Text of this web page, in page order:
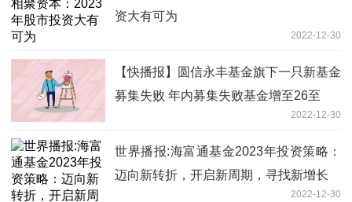
资大有可为
2022-12-30
【快播报】圆信永丰基金旗下一只新基金
募集失败 年内募集失败基金增至26至
2022-12-30
世界播报:海富通基金2023年投资策略：
迈向新转折，开启新周期，寻找新增长
2022-12-30